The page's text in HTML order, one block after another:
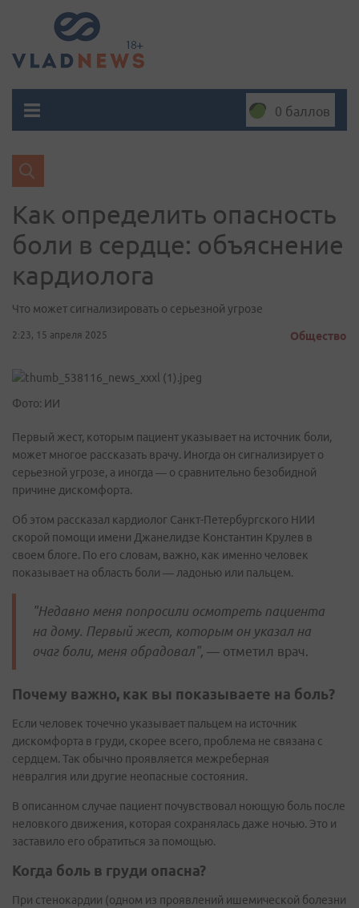
0 баллов
Как определить опасность
боли в сердце: объяснение
кардиолога
Что может сигнализировать о серьезной угрозе
2:23, 15 апреля 2025 Общество
Фото: ИИ
Первый жест, которым пациент указывает на источник боли,
может многое рассказать врачу. Иногда он сигнализирует о
серьезной угрозе, а иногда — о сравнительно безобидной
причине дискомфорта.
Об этом рассказал кардиолог Санкт-Петербургского НИИ
скорой помощи имени Джанелидзе Константин Крулев в
своем блоге. По его словам, важно, как именно человек
показывает на область боли — ладонью или пальцем.
"Недавно меня попросили осмотреть пациента
на дому. Первый жест, которым он указал на
очаг боли, меня обрадовал", — отметил врач.
Почему важно, как вы показываете на боль?
Если человек точечно указывает пальцем на источник
дискомфорта в груди, скорее всего, проблема не связана с
сердцем. Так обычно проявляется межреберная
невралгия или другие неопасные состояния.
В описанном случае пациент почувствовал ноющую боль после
неловкого движения, которая сохранялась даже ночью. Это и
заставило его обратиться за помощью.
Когда боль в груди опасна?
При стенокардии (одном из проявлений ишемической болезни